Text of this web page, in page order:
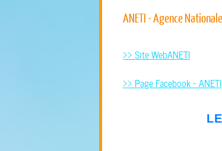
ANETI - Agence
>> Site WebANETI
>> Page Facebook - ANETI